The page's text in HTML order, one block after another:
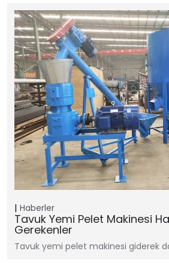
Haberler
Tavuk Yemi Pelet Makinesi
Gerekenler
Tavuk yemi pelet makinesi giderek